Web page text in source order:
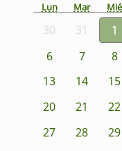
Lun Mar Mié
30 31 1
6
7 8
13
14 15
20
21 22
27
28 29